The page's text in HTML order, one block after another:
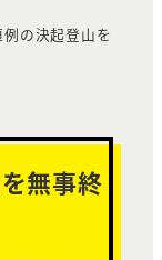
の決起登山を
無事終